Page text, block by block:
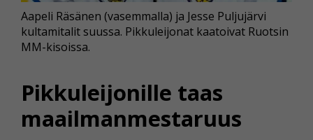
Pikkuleijonille taas
maailmanmestaruus
Aapeli Räsänen (vasemmalla) ja Jesse Puljujärvi
kultamitalit suussa. Pikkuleijonat kaatoivat Ruotsin
MM-kisoissa.